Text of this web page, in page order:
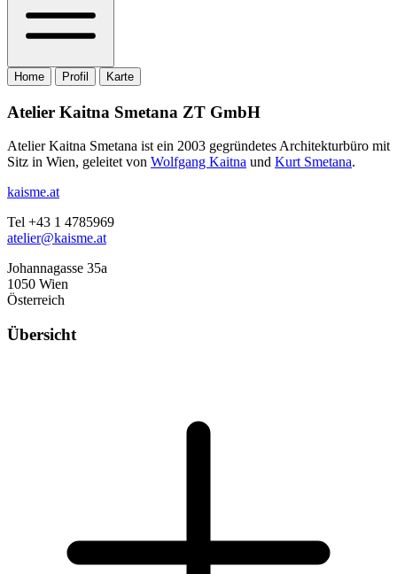
Home Profil Karte
Atelier Kaitna Smetana ZT GmbH
Atelier Kaitna Smetana ist ein 2003 gegründetes Architekturbüro mit
Sitz in Wien, geleitet von Wolfgang Kaitna und Kurt Smetana.
kaisme.at
Tel +43 1 4785969
atelier@kaisme.at
Johannagasse 35a
1050 Wien
Österreich
Übersicht